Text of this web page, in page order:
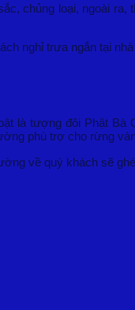
chủng loại, ngoài ra,
nghỉ trưa ngắn tại nhà
là tượng đôi Phật Bà
phù trợ cho rừng
về quý khách sẽ ghé